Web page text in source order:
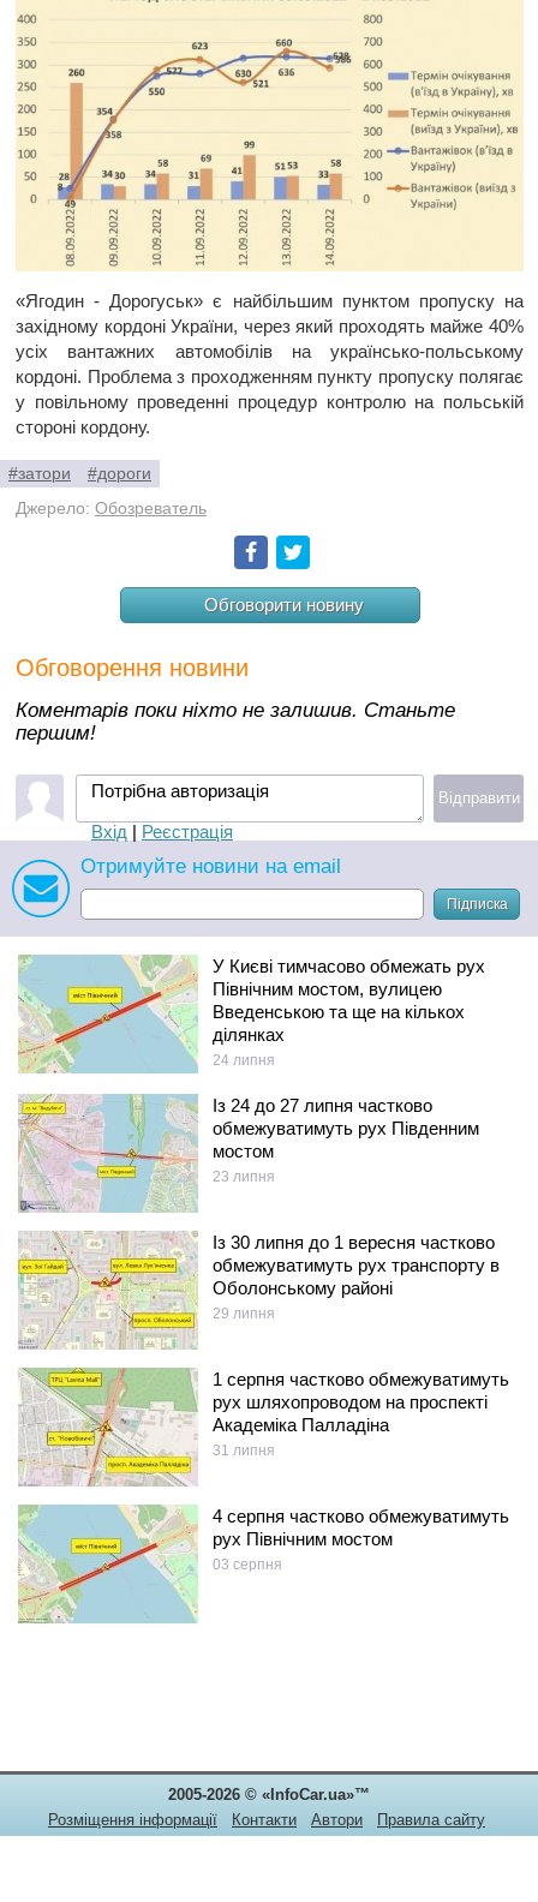
«Ягодин - Дорогуськ» є найбільшим пунктом пропуску на
західному кордоні України, через який проходять майже 40%
усіх вантажних автомобілів на українсько-польському
кордоні. Проблема з проходженням пункту пропуску полягає
у повільному проведенні процедур контролю на польській
стороні кордону.
#затори
#дороги
Джерело: Обозреватель
Facebook
Обговорити новину
Обговорення новини
Коментарів поки ніхто не залишив. Станьте
першим!
Потрібна авторизація
Вхід | Реєстрація
Відправити
Отримуйте новини на email
Підписка
У Києві тимчасово обмежать рух
Північним мостом, вулицею
Введенською та ще на кількох
ділянках
24 липня
Із 24 до 27 липня частково
обмежуватимуть рух Південним
мостом
23 липня
Із 30 липня до 1 вересня частково
обмежуватимуть рух транспорту в
Оболонському районі
29 липня
1 серпня частково обмежуватимуть
рух шляхопроводом на проспекті
Академіка Палладіна
31 липня
4 серпня частково обмежуватимуть
рух Північним мостом
03 серпня
2005-2026 © «InfoCar.ua»™
Розміщення інформації
Контакти Автори
Правила сайту